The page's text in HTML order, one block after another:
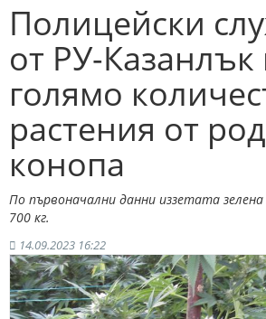
Полицейски
от РУ-Казанлък
голямо
растения от
конопа
По първоначални данни иззетата
700 кг.
14.09.2023 16:22